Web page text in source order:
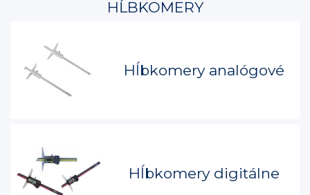
HĹBKOMERY
Hĺbkomery analógové
Hĺbkomery digitálne